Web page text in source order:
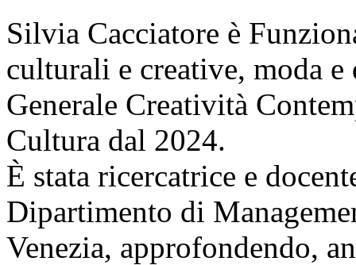
Silvia Cacciatore è
culturali e creative, moda
Generale Creatività
Cultura dal 2024.
È stata ricercatrice e
Dipartimento di
Venezia, approfondendo,